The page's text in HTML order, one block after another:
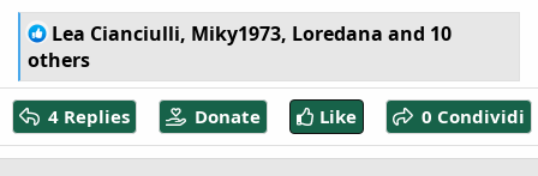
R
e
c
t
i
Lea Cianciulli, Miky1973, Loredana and 10
others
4 Replies Donate Like 0 Condividi